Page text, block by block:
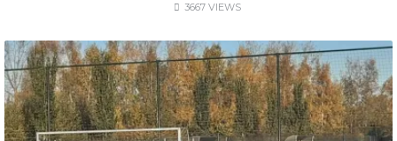
3667 VIEWS